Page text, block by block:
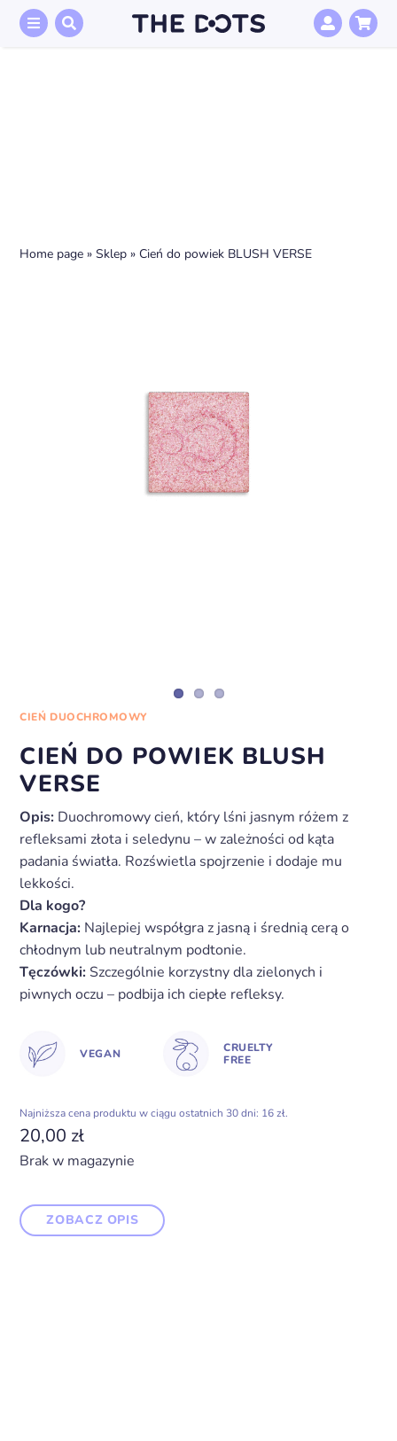
Przejdź
Home page »Sklep » Cień do powiek BLUSH VERSE
CIEŃ DUOCHROMOWY
CIEŃ DO POWIEK BLUSH
VERSE
Opis: Duochromowy cień, który lśni jasnym różem z
refleksami złota i seledynu – w zależności od kąta
padania światła. Rozświetla spojrzenie i dodaje mu
lekkości.
Dla kogo?
Karnacja: Najlepiej współgra z jasną i średnią cerą o
chłodnym lub neutralnym podtonie.
Tęczówki: Szczególnie korzystny dla zielonych i
piwnych oczu – podbija ich ciepłe refleksy.
VEGAN
CRUELTY
FREE
Najniższa cena produktu w ciągu ostatnich 30 dni: 16 zł.
20,00 zł
Brak w magazynie
ZOBACZ OPIS